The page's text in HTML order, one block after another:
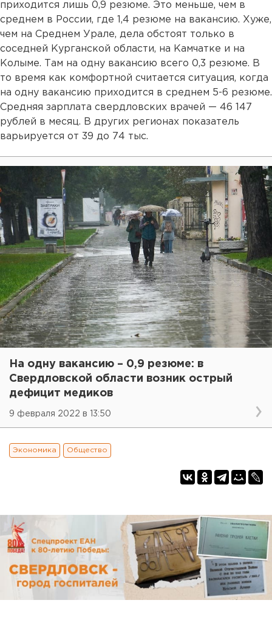
приходится лишь 0,9 резюме. Это меньше, чем в
среднем в России, где 1,4 резюме на вакансию. Хуже,
чем на Среднем Урале, дела обстоят только в
соседней Курганской области, на Камчатке и на
Колыме. Там на одну вакансию всего 0,3 резюме. В
то время как комфортной считается ситуация, когда
на одну вакансию приходится в среднем 5-6 резюме.
Средняя зарплата свердловских врачей — 46 147
рублей в месяц. В других регионах показатель
варьируется от 39 до 74 тыс.
На одну вакансию – 0,9 резюме: в
Свердловской области возник острый
дефицит медиков
9 февраля 2022 в 13:50
Экономика Общество